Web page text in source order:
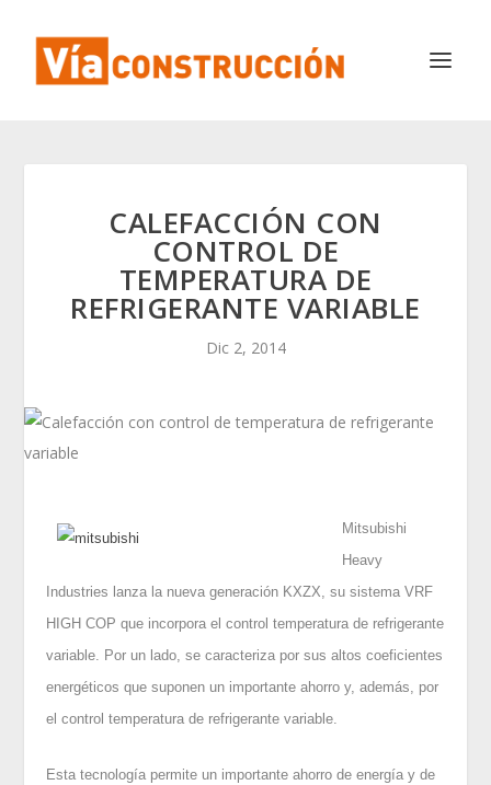
CALEFACCIÓN CON
CONTROL DE
TEMPERATURA DE
REFRIGERANTE VARIABLE
Dic 2, 2014
Mitsubishi
Heavy
Industries lanza la nueva generación KXZX, su sistema VRF
HIGH COP que incorpora el control temperatura de refrigerante
variable. Por un lado, se caracteriza por sus altos coeficientes
energéticos que suponen un importante ahorro y, además, por
el control temperatura de refrigerante variable.
Esta tecnología permite un importante ahorro de energía y de